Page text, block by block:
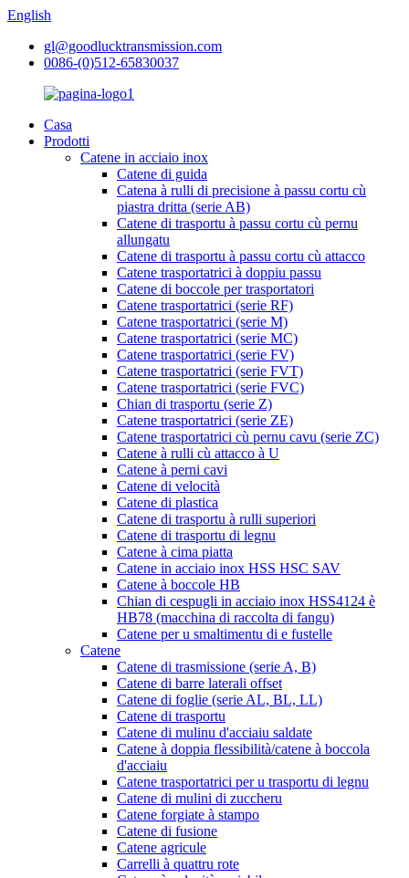
English
gl@goodlucktransmission.com
0086-(0)512-65830037
Casa
Prodotti
Catene in acciaio inox
Catene di guida
Catena à rulli di precisione à passu cortu cù
piastra dritta (serie AB)
Catene di trasportu à passu cortu cù pernu
allungatu
Catene di trasportu à passu cortu cù attacco
Catene trasportatrici à doppiu passu
Catene di boccole per trasportatori
Catene trasportatrici (serie RF)
Catene trasportatrici (serie M)
Catene trasportatrici (serie MC)
Catene trasportatrici (serie FV)
Catene trasportatrici (serie FVT)
Catene trasportatrici (serie FVC)
Chian di trasportu (serie Z)
Catene trasportatrici (serie ZE)
Catene trasportatrici cù pernu cavu (serie ZC)
Catene à rulli cù attacco à U
Catene à perni cavi
Catene di velocità
Catene di plastica
Catene di trasportu à rulli superiori
Catene di trasportu di legnu
Catene à cima piatta
Catene in acciaio inox HSS HSC SAV
Catene à boccole HB
Chian di cespugli in acciaio inox HSS4124 è
HB78 (macchina di raccolta di fangu)
Catene per u smaltimentu di e fustelle
Catene
Catene di trasmissione (serie A, B)
Catene di barre laterali offset
Catene di foglie (serie AL, BL, LL)
Catene di trasportu
Catene di mulinu d'acciaiu saldate
Catene à doppia flessibilità/catene à boccola
d'acciaiu
Catene trasportatrici per u trasportu di legnu
Catene di mulini di zuccheru
Catene forgiate à stampo
Catene di fusione
Catene agricule
Carrelli à quattru rote